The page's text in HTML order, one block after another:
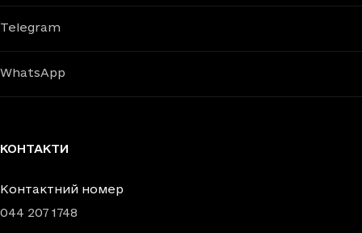
Telegram
WhatsApp
КОНТАКТИ
Контактний номер
044 207 1748